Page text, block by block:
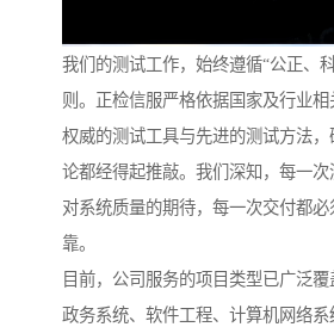
我们的测试工作，始终遵循“公正、
则。正检信服严格依据国家及行业相
权威的测试工具与先进的测试方法
论都经得起推敲。我们深知，每一
对系统质量的期待，每一次交付都必
靠。
目前，公司服务的项目类型已广泛
政务系统、软件工程、计算机网络